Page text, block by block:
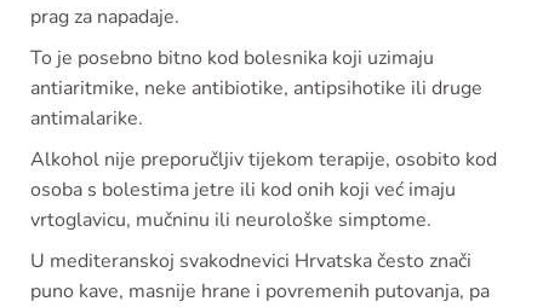
prag za napadaje.
To je posebno bitno kod bolesnika koji uzimaju
antiaritmike, neke antibiotike, antipsihotike ili druge
antimalarike.
Alkohol nije preporučljiv tijekom terapije, osobito kod
osoba s bolestima jetre ili kod onih koji već imaju
vrtoglavicu, mučninu ili neurološke simptome.
U mediteranskoj svakodnevici Hrvatska često znači
puno kave, masnije hrane i povremenih putovanja, pa